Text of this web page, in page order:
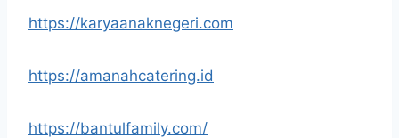
https://karyaanaknegeri.com
https://amanahcatering.id
https://bantulfamily.com/